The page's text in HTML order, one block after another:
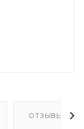
ОТЗЫВЫ